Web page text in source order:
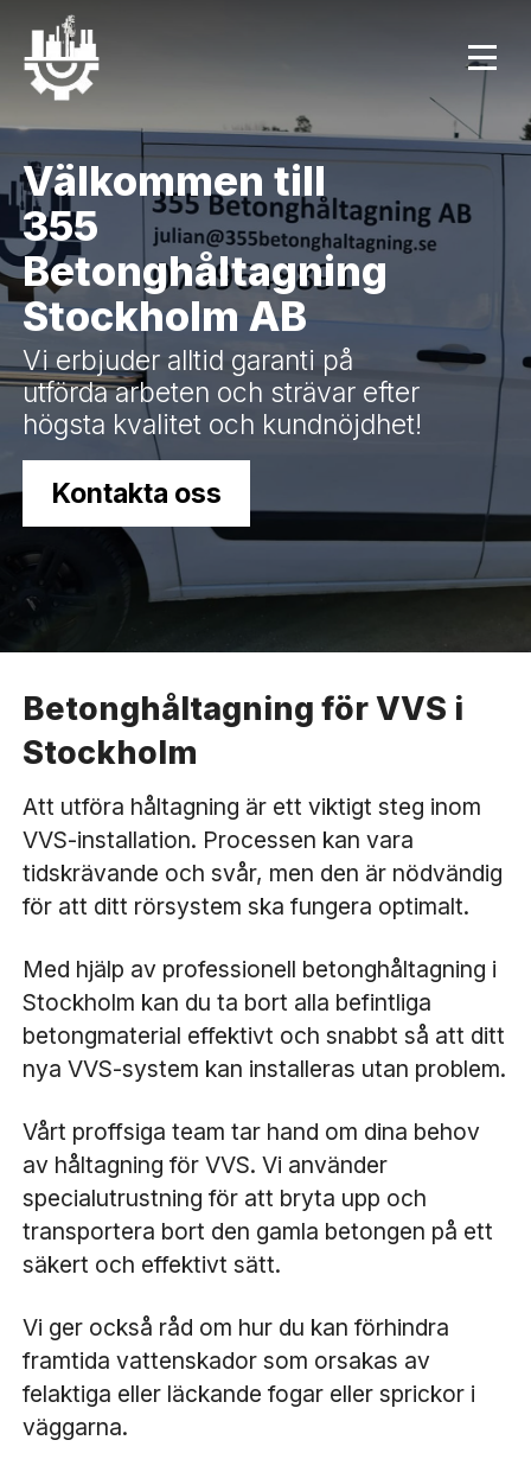
Välkommen till
355
Betonghåltagning
Stockholm AB
Vi erbjuder alltid garanti på
utförda arbeten och strävar efter
högsta kvalitet och kundnöjdhet!
Kontakta oss
Betonghåltagning för VVS i
Stockholm
Att utföra håltagning är ett viktigt steg inom
VVS-installation. Processen kan vara
tidskrävande och svår, men den är nödvändig
för att ditt rörsystem ska fungera optimalt.
Med hjälp av professionell betonghåltagning i
Stockholm kan du ta bort alla befintliga
betongmaterial effektivt och snabbt så att ditt
nya VVS-system kan installeras utan problem.
Vårt proffsiga team tar hand om dina behov
av håltagning för VVS. Vi använder
specialutrustning för att bryta upp och
transportera bort den gamla betongen på ett
säkert och effektivt sätt.
Vi ger också råd om hur du kan förhindra
framtida vattenskador som orsakas av
felaktiga eller läckande fogar eller sprickor i
väggarna.